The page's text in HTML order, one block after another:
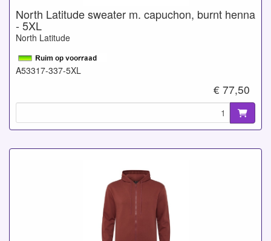
North Latitude sweater m. capuchon, burnt henna
- 5XL
North Latitude
A53317-337-5XL
€ 77,50